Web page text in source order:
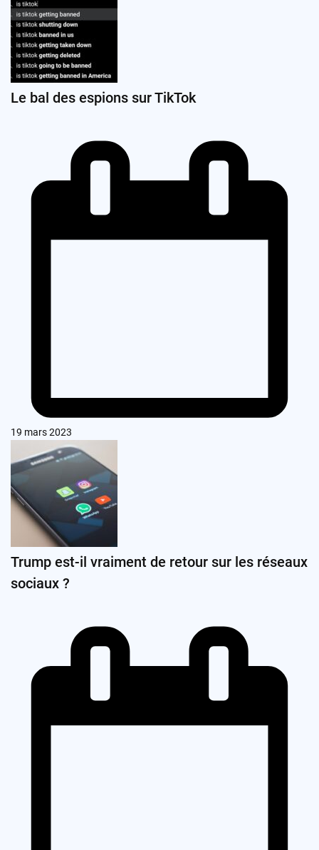
Le bal des espions sur TikTok
19 mars 2023
Trump est-il vraiment de retour sur les réseaux
sociaux ?